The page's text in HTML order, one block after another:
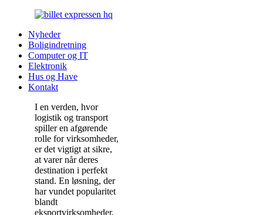
Nyheder
Boligindretning
Computer og IT
Elektronik
Hus og Have
Kontakt
I en verden, hvor
logistik og transport
spiller en afgørende
rolle for virksomheder,
er det vigtigt at sikre,
at varer når deres
destination i perfekt
stand. En løsning, der
har vundet popularitet
blandt
eksportvirksomheder,